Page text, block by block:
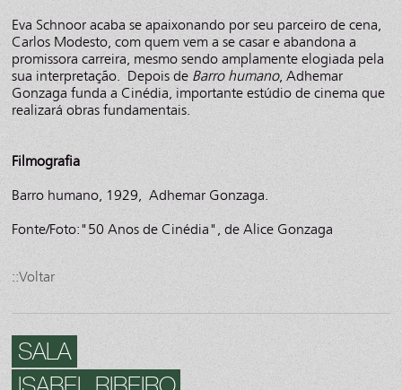
Eva Schnoor acaba se apaixonando por seu parceiro de cena,
Carlos Modesto, com quem vem a se casar e abandona a
promissora carreira, mesmo sendo amplamente elogiada pela
sua interpretação. Depois de Barro humano, Adhemar
Gonzaga funda a Cinédia, importante estúdio de cinema que
realizará obras fundamentais.
Filmografia
Barro humano, 1929, Adhemar Gonzaga.
Fonte/Foto:"50 Anos de Cinédia", de Alice Gonzaga
::Voltar
SALA